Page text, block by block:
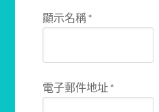
顯示名稱*
電子郵件地址*